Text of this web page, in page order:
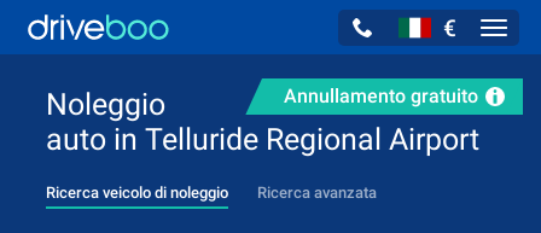
€
Annullamento gratuito
Noleggio
auto in Telluride Regional Airport
Ricerca veicolo di noleggio Ricerca avanzata